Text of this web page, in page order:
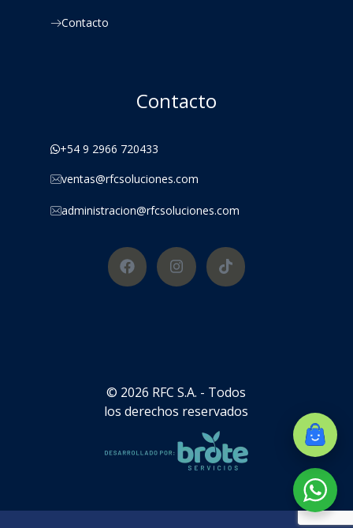
Contacto
Contacto
+54 9 2966 720433
ventas@rfcsoluciones.com
administracion@rfcsoluciones.com
© 2026 RFC S.A. - Todos
los derechos reservados